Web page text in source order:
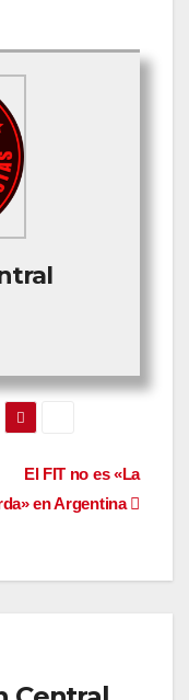
El FIT no es «La
en Argentina